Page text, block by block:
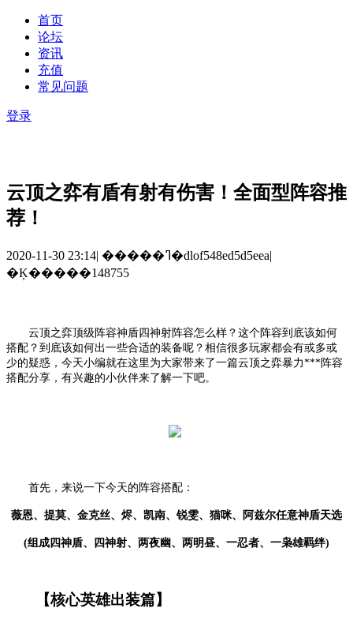
首页
论坛
资讯
充值
常见问题
登录
云顶之弈有盾有射有伤害！全面型阵容推
荐！
2020-11-30 23:14| �����ߣ�dlof548ed5d5eea|
�Ķ�����148755
云顶之弈顶级阵容神盾四神射阵容怎么样？这个阵容到底该如何
搭配？到底该如何出一些合适的装备呢？相信很多玩家都会有或多或
少的疑惑，今天小编就在这里为大家带来了一篇云顶之弈暴力***阵容
搭配分享，有兴趣的小伙伴来了解一下吧。
首先，来说一下今天的阵容搭配：
薇恩、提莫、金克丝、烬、凯南、锐雯、猫咪、阿兹尔任意神盾天选
(组成四神盾、四神射、两夜幽、两明昼、一忍者、一枭雄羁绊)
【核心英雄出装篇】